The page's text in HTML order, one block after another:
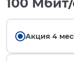
100
Акция 4